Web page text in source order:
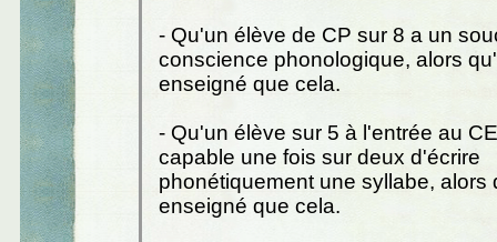
- Qu'un élève de CP sur 8 a un
conscience phonologique, alors
enseigné que cela.
- Qu'un élève sur 5 à l'entrée au
capable une fois sur deux d'écrire
phonétiquement une syllabe, alors
enseigné que cela.